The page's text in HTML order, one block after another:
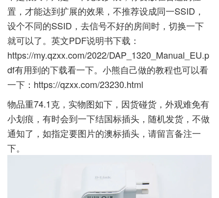
置，才能达到扩展的效果，不推荐设成同一SSID，
设个不同的SSID，去信号不好的房间时，切换一下
就可以了。英文PDF说明书下载：
https://my.qzxx.com/2022/DAP_1320_Manual_EU.p
df有用到的下载看一下。小熊自己做的教程也可以看
一下： https://qzxx.com/23230.html
物品重74.1克，实物图如下，因货碰货，外观难免有
小划痕，有时会到一下结国标插头，随机发货，不做
通知了，如指定要图片的澳标插头，请留言备注一
下。